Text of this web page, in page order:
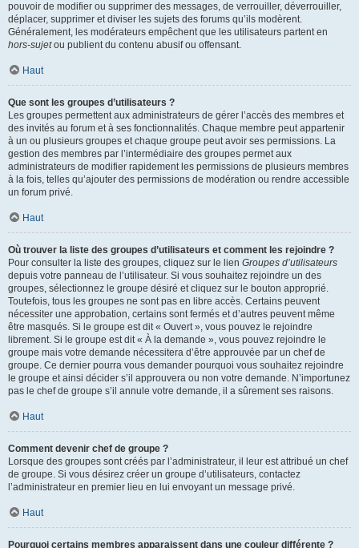
pouvoir de modifier ou supprimer des messages, de verrouiller, déverrouiller,
déplacer, supprimer et diviser les sujets des forums qu’ils modèrent.
Généralement, les modérateurs empêchent que les utilisateurs partent en
hors-sujetou publient du contenu abusif ou offensant.
Haut
Que sont les groupes d’utilisateurs ?
Les groupes permettent aux administrateurs de gérer l’accès des membres et
des invités au forum et à ses fonctionnalités. Chaque membre peut appartenir
à un ou plusieurs groupes et chaque groupe peut avoir ses permissions. La
gestion des membres par l’intermédiaire des groupes permet aux
administrateurs de modifier rapidement les permissions de plusieurs membres
à la fois, telles qu’ajouter des permissions de modération ou rendre accessible
un forum privé.
Haut
Où trouver la liste des groupes d’utilisateurs et comment les rejoindre ?
Pour consulter la liste des groupes, cliquez sur le lien Groupes d’utilisateurs
depuis votre panneau de l’utilisateur. Si vous souhaitez rejoindre un des
groupes, sélectionnez le groupe désiré et cliquez sur le bouton approprié.
Toutefois, tous les groupes ne sont pas en libre accès. Certains peuvent
nécessiter une approbation, certains sont fermés et d’autres peuvent même
être masqués. Si le groupe est dit « Ouvert », vous pouvez le rejoindre
librement. Si le groupe est dit « À la demande », vous pouvez rejoindre le
groupe mais votre demande nécessitera d’être approuvée par un chef de
groupe. Ce dernier pourra vous demander pourquoi vous souhaitez rejoindre
le groupe et ainsi décider s’il approuvera ou non votre demande. N’importunez
pas le chef de groupe s’il annule votre demande, il a sûrement ses raisons.
Haut
Comment devenir chef de groupe ?
Lorsque des groupes sont créés par l’administrateur, il leur est attribué un chef
de groupe. Si vous désirez créer un groupe d’utilisateurs, contactez
l’administrateur en premier lieu en lui envoyant un message privé.
Haut
Pourquoi certains membres apparaissent dans une couleur différente ?